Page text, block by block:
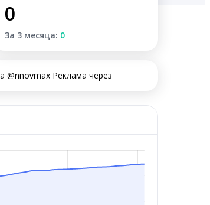
0
За 3 месяца: 0
Реклама через